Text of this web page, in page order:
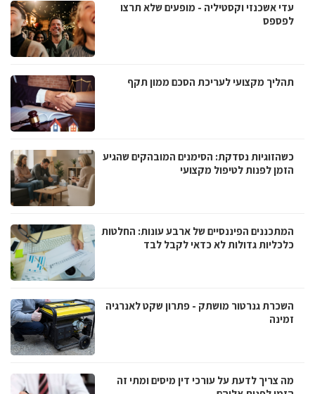
עדי אשכנזי וקסטיליה - מופעים שלא תרצו
לפספס
תהליך מקצועי לעריכת הסכם ממון תקף
כשהזוגיות נסדקת: הסימנים המובהקים שהגיע
הזמן לפנות לטיפול מקצועי
המתכננים הפיננסיים של ארבע עונות: החלטות
כלכליות גדולות לא כדאי לקבל לבד
השכרת גנרטור מושתק - פתרון שקט לאנרגיה
זמינה
מה צריך לדעת על עורכי דין מיסים ומתי זה